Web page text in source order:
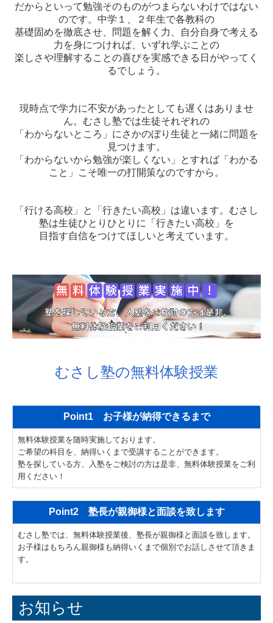
だからといって勉強そのものがつまらないわけではない
のです。中学１、２年生で各教科の
基礎固めを徹底させ、問題を解く力、自分自身で考える
力を身につければ、いずれ学ぶことの
楽しさや理解することの喜びを実感できる日がやってく
るでしょう。
現時点で学力に不安があったとしても遅くはありませ
ん。むさし塾では生徒それぞれの
「わからないところ」にさかのぼり生徒と一緒に問題を
見つけます。
「わからないから勉強が楽しくない」とすれば「わかる
こと」こそ唯一の打開策なのですから。
「行ける高校」と「行きたい高校」は違います。むさし
塾は生徒ひとりひとりに「行きたい高校」を
目指す自信をつけてほしいと考えています。
むさし塾の無料体験授業
Point1 お子様が納得できるまで
無料体験授業を随時実施しております。
ご希望の科目を、納得いくまで受講することができます。
塾を探している方、入塾をご検討の方は是非、無料体験授業をご利
用ください！
Point2 塾長が親御様と面談を致します
むさし塾では、無料体験授業後、塾長が親御様と面談を致します。
お子様はもちろん親御様も納得いくまで個別でお話しさせて頂きま
す。
お知らせ